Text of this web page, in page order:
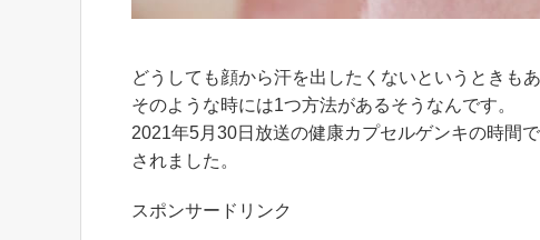
どうしても顔から汗を出したくないというときもあ
そのような時には1つ方法があるそうなんです。
2021年5月30日放送の健康カプセルゲンキの時間
されました。
スポンサードリンク